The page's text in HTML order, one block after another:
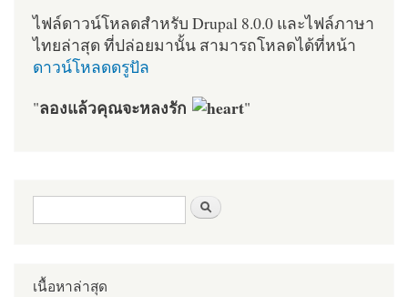
ไฟล์ดาวน์โหลดสำหรับ Drupal 8.0.0 และไฟล์ภาษา
ไทยล่าสุด ที่ปล่อยมานั้น สามารถโหลดได้ที่หน้า
ดาวน์โหลดดรูปัล
"ลองแล้วคุณจะหลงรัก "
ฟอร์มค้นหา
เนื้อหาล่าสุด